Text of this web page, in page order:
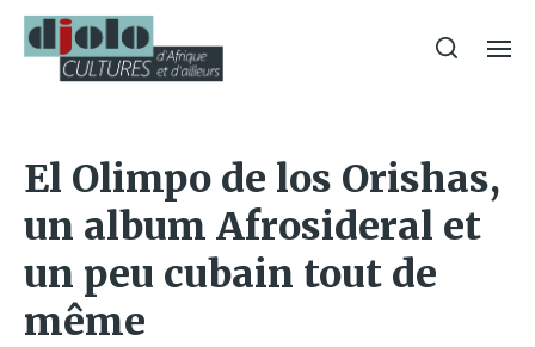
El Olimpo de los Orishas,
un album Afrosideral et
un peu cubain tout de
même